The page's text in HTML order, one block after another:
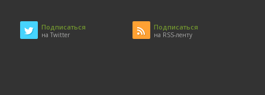
Подписаться
на Twitter
Подписаться
на RSS-ленту